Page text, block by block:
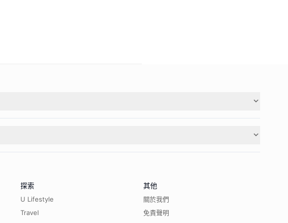
探索
U Lifestyle
Travel
其他
關於我們
免責聲明